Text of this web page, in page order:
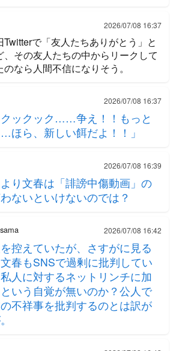
2026/07/08 16:37
で「友人たちありがとう」と
、その友人たちの中からリークして
なら人間不信になりそう。
2026/07/08 16:37
ックック……争え！！もっと
ら、新しい餌だよ！！」
2026/07/08 16:39
り文春は「誹謗中傷動画」の
ないといけないのでは？
2026/07/08 16:42
控えていたが、さすがに見る
春もSNSで過剰に批判してい
人に対するネットリンチに加
いう自覚が無いのか？公人で
不祥事を批判するのとは訳が